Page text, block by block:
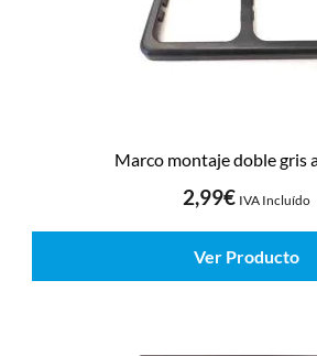
Marco montaje doble gris
2,99€ IVA Incluído
Ver Producto